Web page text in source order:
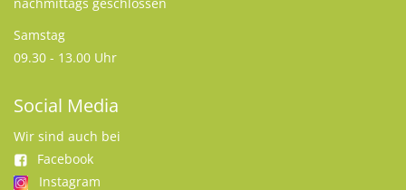
Samstag
09.30 - 13.00 Uhr
Social Media
Wir sind auch bei
Facebook
Instagram